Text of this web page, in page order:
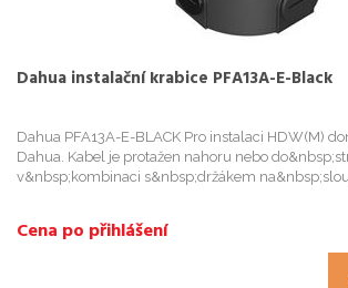
Dahua instalační krabice PFA13A-E-Black
Dahua PFA13A-E-BLACK Pro instalaci HDW(M)
Dahua. Kabel je protažen nahoru nebo
v&nbsp;kombinaci s&nbsp;držákem
Cena po přihlášení